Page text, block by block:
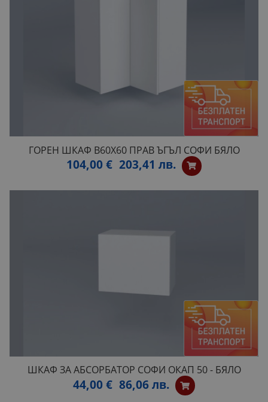
ГОРЕН ШКАФ В60Х60 ПРАВ ЪГЪЛ СОФИ БЯЛО
104,00 € 203,41 лв.
ШКАФ ЗА АБСОРБАТОР СОФИ ОКАП 50 - БЯЛО
44,00 € 86,06 лв.